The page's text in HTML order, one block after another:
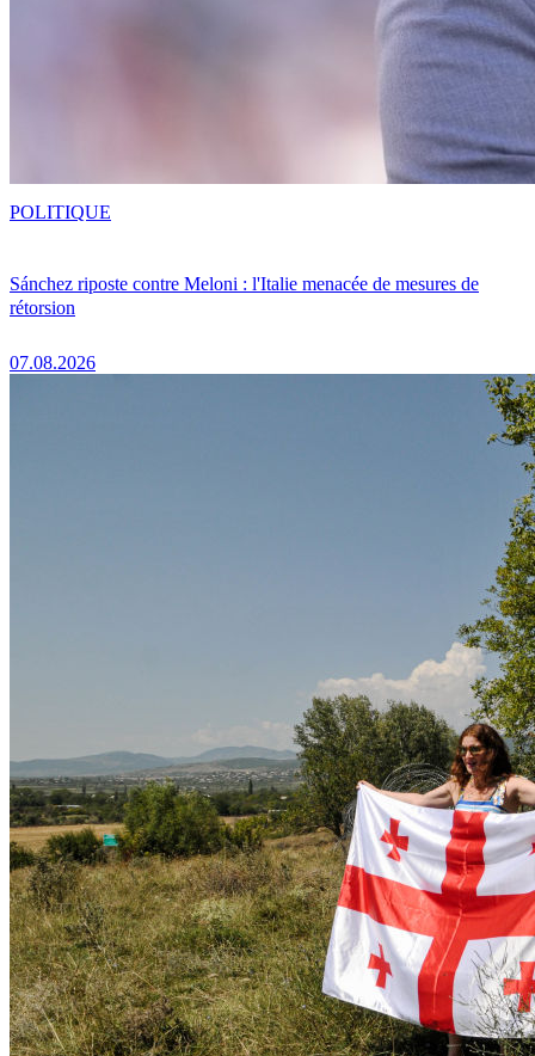
Sánchez riposte contre Meloni : l'Italie menacée de mesures de
rétorsion
07.08.2026
POLITIQUE